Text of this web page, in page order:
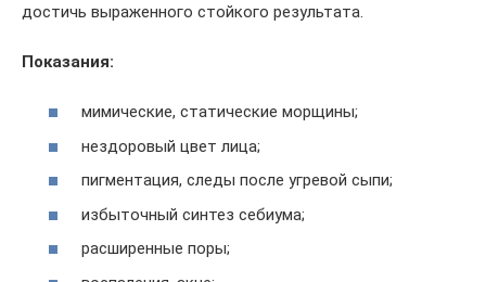
достичь выраженного стойкого результата.
Показания:
мимические, статические морщины;
нездоровый цвет лица;
пигментация, следы после угревой сыпи;
избыточный синтез себиума;
расширенные поры;